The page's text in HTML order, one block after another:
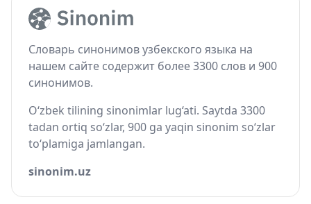
Словарь синонимов узбекского языка на
нашем сайте содержит более 3300 слов и 900
синонимов.
O‘zbek tilining sinonimlar lug‘ati. Saytda 3300
tadan ortiq so‘zlar, 900 ga yaqin sinonim so‘zlar
to‘plamiga jamlangan.
sinonim.uz